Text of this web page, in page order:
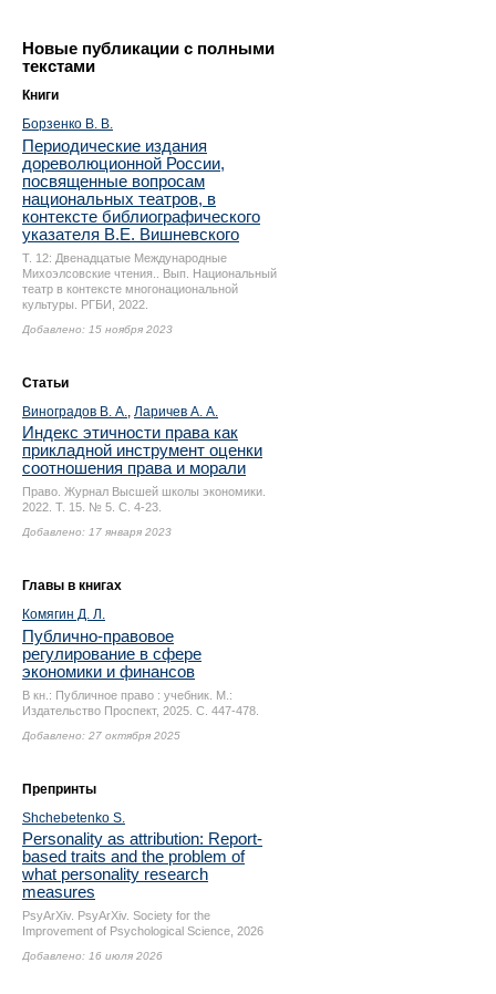
Новые публикации с полными
текстами
Книги
Борзенко В. В.
Периодические издания
дореволюционной России,
посвященные вопросам
национальных театров, в
контексте библиографического
указателя В.Е. Вишневского
Т. 12: Двенадцатые Международные
Михоэлсовские чтения.. Вып. Национальный
театр в контексте многонациональной
культуры. РГБИ, 2022.
Добавлено: 15 ноября 2023
Статьи
Виноградов В. А.
Ларичев А. А.
Индекс этичности права как
прикладной инструмент оценки
соотношения права и морали
Право. Журнал Высшей школы экономики.
2022. Т. 15. № 5. С. 4-23.
Добавлено: 17 января 2023
Главы в книгах
Комягин Д. Л.
Публично-правовое
регулирование в сфере
экономики и финансов
В кн.: Публичное право : учебник. М.:
Издательство Проспект, 2025. С. 447-478.
Добавлено: 27 октября 2025
Препринты
Shchebetenko S.
Personality as attribution: Report-
based traits and the problem of
what personality research
measures
PsyArXiv. PsyArXiv. Society for the
Improvement of Psychological Science, 2026
Добавлено: 16 июля 2026